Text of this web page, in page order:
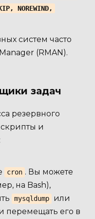
NOREWIND,
систем часто
(RMAN).
задач
резервного
и
cron . Вы можете
на Bash),
mysqldump или
перемещать его в